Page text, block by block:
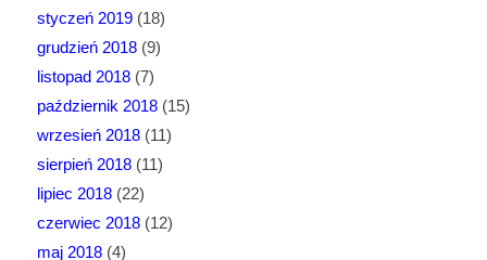
styczeń 2019(18)
grudzień 2018(9)
listopad 2018(7)
październik 2018(15)
wrzesień 2018(11)
sierpień 2018(11)
lipiec 2018(22)
czerwiec 2018(12)
maj 2018(4)